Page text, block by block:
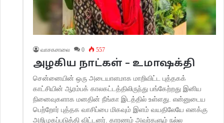
வாசகசாலை 0 557
அழகிய நாட்கள் – உமாஷக்தி
சென்னையின் ஒரு அடையாளமாக மாறிவிட்ட புத்தகக்
காட்சியின் ஆரம்பக் காலகட்டத்திலிருந்து பங்கேற்றது இனிய
நினைவுகளாக மனதின் நீங்கா இடத்தில் உள்ளது. என்னுடைய
பெற்றோர் புத்தக வாசிப்பை மிகவும் இளம் வயதிலேயே எனக்கு
அறிமுகப்படுத்தி விட்டனர். காரணம் அவர்களும் நல்ல